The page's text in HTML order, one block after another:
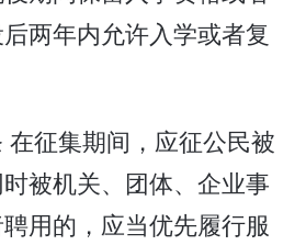
两年内允许入学或者复
在征集期间，应征公民被
被机关、团体、企业事
用的，应当优先履行服